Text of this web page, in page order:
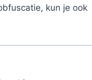
kun je ook